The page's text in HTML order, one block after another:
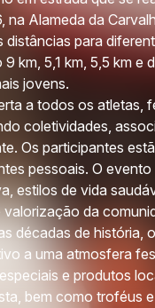
na Alameda da
distâncias para
km, 5,1 km, 5,5 km e
jovens.
a todos os atletas,
coletividades,
Os participantes
pessoais. O
estilos de vida
valorização da
décadas de história,
a uma atmosfera
e produtos
bem como troféus